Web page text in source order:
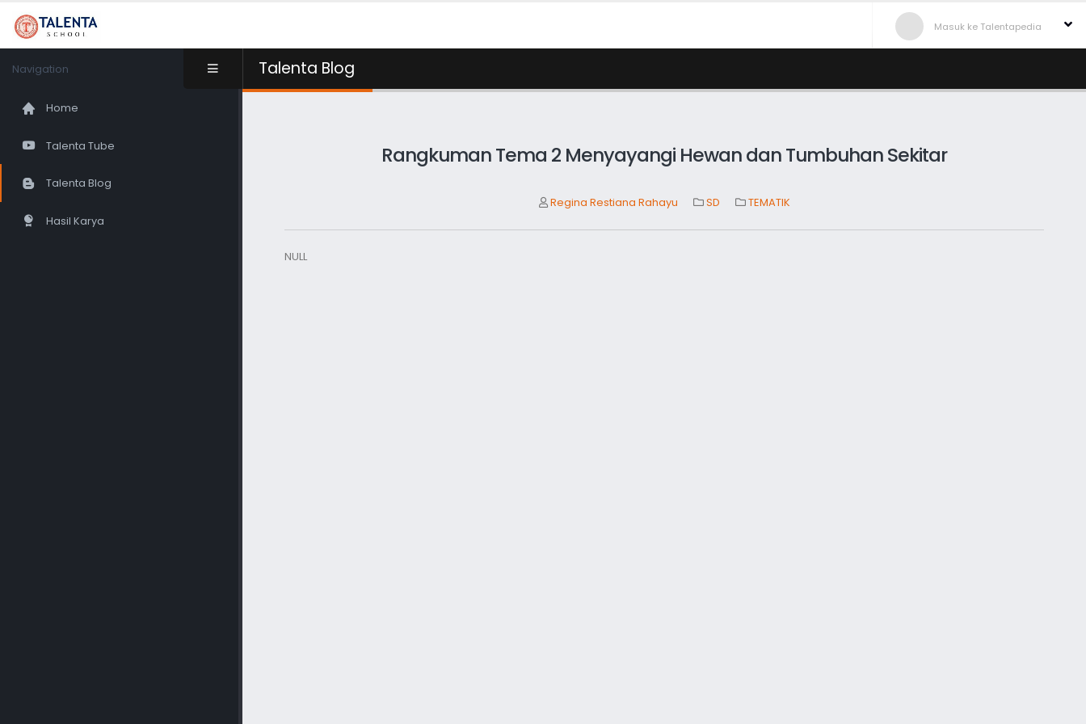
Masuk ke Talentapedia
Navigation
Home
Talenta Tube
Talenta Blog
Hasil Karya
Talenta Blog
Rangkuman Tema 2 Menyayangi Hewan dan Tumbuhan Sekitar
Regina Restiana Rahayu SD TEMATIK
NULL